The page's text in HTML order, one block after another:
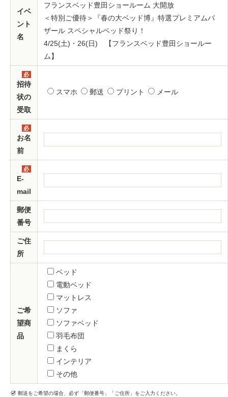
イベ
ント
名
フランスベッド豊田ショールーム 大開放
＜特別ご優待＞『春の大ベッド博』特選プレミアムバ
ザール スペシャルベッド祭り！
4/25(土)・26(日) 【フランスベッド豊田ショールー
ム】
必
須
招待
状の
受取
スマホ 郵送 プリント メール
必
須
お名
前
必
E-
mail
郵便
番号
ご住
所
ご希
望商
品
ベッド
電動ベッド
マットレス
ソファ
ソファベッド
羽毛布団
まくら
インテリア
その他
郵送をご希望の場合、必ず「郵便番号」「ご住所」をご入力ください。